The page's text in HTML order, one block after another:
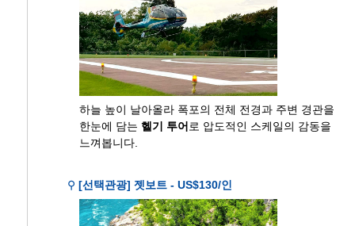
하늘 높이 날아올라 폭포의 전체 전경과 주변 경관을
한눈에 담는 헬기 투어로 압도적인 스케일의 감동을
느껴봅니다.
⚲ [선택관광] 젯보트 - US$130/인